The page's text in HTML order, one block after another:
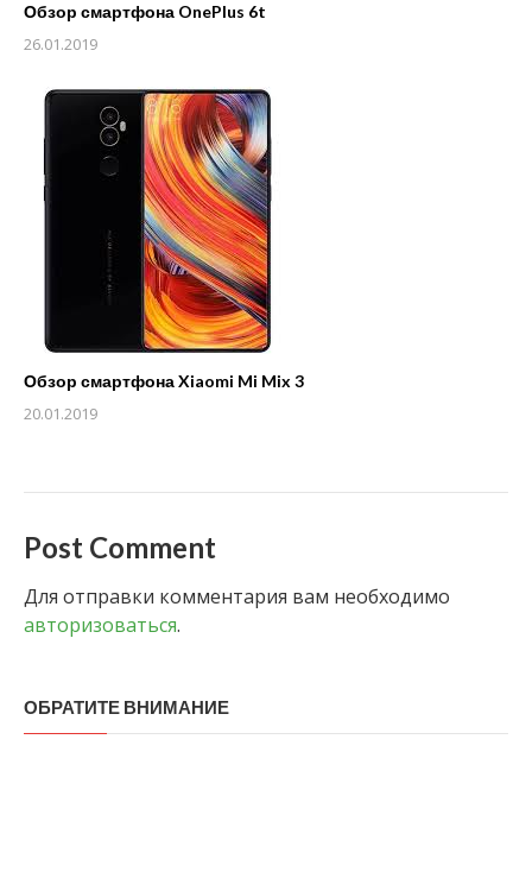
Обзор смартфона OnePlus 6t
26.01.2019
Обзор смартфона Xiaomi Mi Mix 3
20.01.2019
Post Comment
Для отправки комментария вам необходимо
авторизоваться.
ОБРАТИТЕ ВНИМАНИЕ